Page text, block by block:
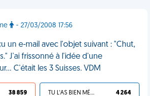
- 27/03/2008 17:56
un e-mail avec l'objet suivant : "Chut,
J'ai frissonné à l'idée d'une
C'était les 3 Suisses. VDM
38 859 TU L'AS BIEN MÉRITÉ 4 264